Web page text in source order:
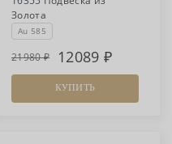
Золота
Au 585
21980 12089
КУПИТЬ